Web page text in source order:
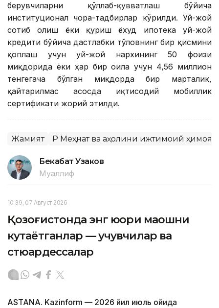
берувчиларни қўллаб-қувватлаш бўйича
институционал чора-тадбирлар кўрилди. Уй-жой
сотиб олиш ёки қуриш ёхуд ипотека уй-жой
кредити бўйича дастлабки тўловнинг бир қисмини
қоплаш учун уй-жой нархининг 50 фоизи
миқдорида ёки ҳар бир оила учун 4,56 миллион
тенгегача бўлган миқдорда бир марталик,
қайтарилмас асосда иқтисодий мобиллик
сертификати жорий этилди.
Жамият ҚР Меҳнат ва аҳолини ижтимоий ҳимоя
Бекабат Узаков
Муаллиф
10:39, 07 Август 2026
Қозоғистонда энг юқори маошни
кутаётганлар — учувчилар ва
стюардессалар
ASTANA. Kazinform — 2026 йил июль ойида